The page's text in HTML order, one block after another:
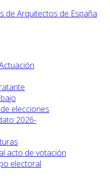
elecciones
2026-
acto de votación
electoral